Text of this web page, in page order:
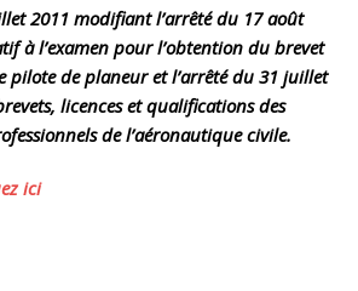
2011 modifiant l’arrêté du 17 août
à l’examen pour l’obtention du brevet
pilote de planeur et l’arrêté du 31 juillet
licences et qualifications des
de l’aéronautique civile.
ici